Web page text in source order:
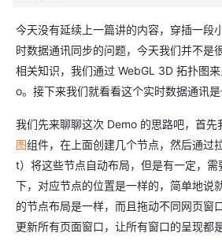
今天没有延续上一篇讲的内容，穿插一段
时数据通讯同步的问题，今天我们并不是
相关知识，我们通过 WebGL 3D 拓扑图
o。接下来我们就看看这个实时数据通讯是
我们先来聊聊这次 Demo 的思路吧，首先
图组件，在上面创建几个节点，然后通过
t）将这些节点自动布局，但是有一定，需
下，对应节点的位置是一样的，简单地说
的节点布局是一样，而且拖动不同网页窗
更新所有页面窗口，让所有窗口的呈现都